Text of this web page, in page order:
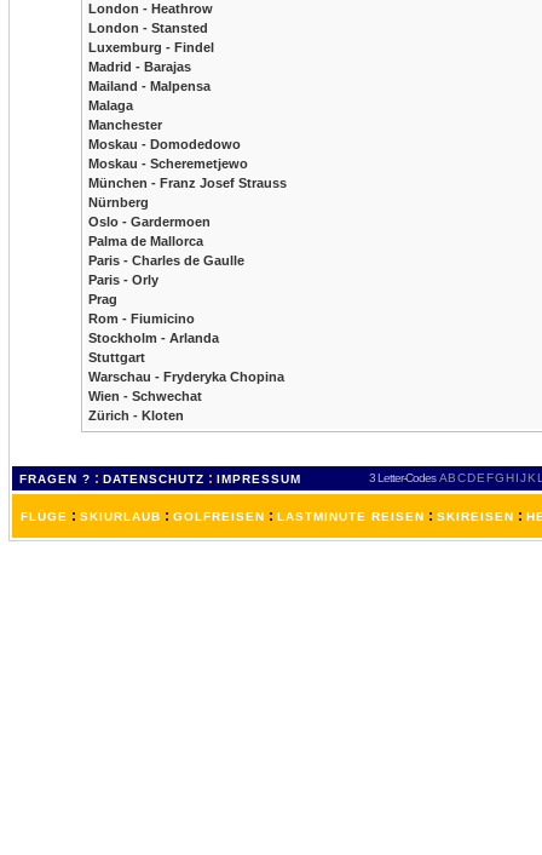
London - Heathrow
London - Stansted
Luxemburg - Findel
Madrid - Barajas
Mailand - Malpensa
Malaga
Manchester
Moskau - Domodedowo
Moskau - Scheremetjewo
München - Franz Josef Strauss
Nürnberg
Oslo - Gardermoen
Palma de Mallorca
Paris - Charles de Gaulle
Paris - Orly
Prag
Rom - Fiumicino
Stockholm - Arlanda
Stuttgart
Warschau - Fryderyka Chopina
Wien - Schwechat
Zürich - Kloten
FRAGEN ? : DATENSCHUTZ : IMPRESSUM 3 Letter-Codes ABCDEFGH IJKL
FLÜGE : SKIURLAUB : GOLFREISEN : LASTMINUTE REISEN : SKIREISEN :